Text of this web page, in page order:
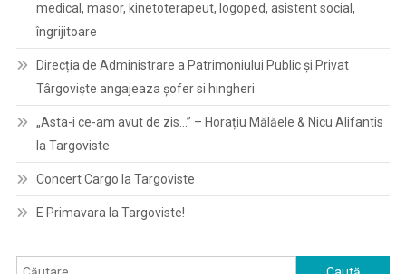
medical, masor, kinetoterapeut, logoped, asistent social,
îngrijitoare
Direcția de Administrare a Patrimoniului Public și Privat
Târgoviște angajeaza șofer si hingheri
„Asta-i ce-am avut de zis…” – Horațiu Mălăele & Nicu Alifantis
la Targoviste
Concert Cargo la Targoviste
E Primavara la Targoviste!
Caută